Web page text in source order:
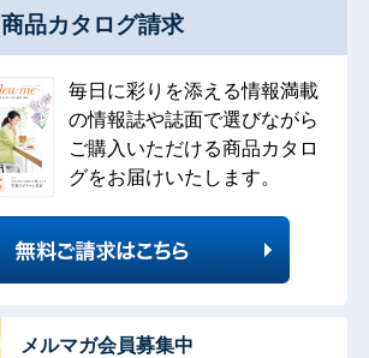
商品カタログ請求
毎日に彩りを添える情報満載
の情報誌や誌面で選びながら
ご購入いただける商品カタロ
グをお届けいたします。
メルマガ会員募集中